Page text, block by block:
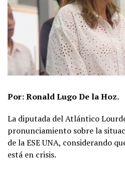
Por: Ronald Lugo De la Hoz.
La diputada del Atlántico
pronunciamiento sobre la
de la ESE UNA, considerando
está en crisis.